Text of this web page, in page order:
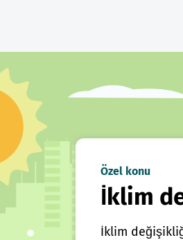
Özel konu
İklim
İklim